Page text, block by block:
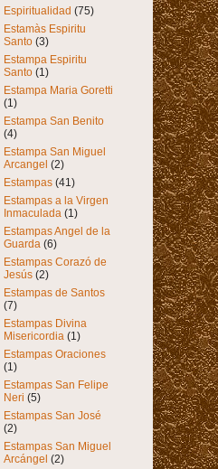
Espiritualidad (75)
Estamàs Espiritu
Santo (3)
Estampa Espiritu
Santo (1)
Estampa Maria Goretti
(1)
Estampa San Benito
(4)
Estampa San Miguel
Arcangel (2)
Estampas (41)
Estampas a la Virgen
Inmaculada (1)
Estampas Angel de la
Guarda (6)
Estampas Corazó de
Jesús (2)
Estampas de Santos
(7)
Estampas Divina
Misericordia (1)
Estampas Oraciones
(1)
Estampas San Felipe
Neri (5)
Estampas San José
(2)
Estampas San Miguel
Arcángel (2)